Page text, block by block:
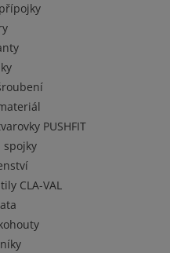
PUSHFIT
spojky
CLA-VAL